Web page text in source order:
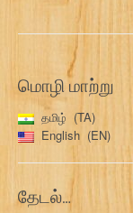
மொழி மாற்று
தமிழ்
TA
English
EN
தேடல்…